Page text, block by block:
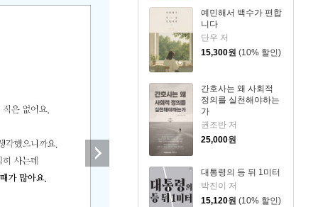
예민해서 백수가 편합
니다
단우 저
15,300원 (10% 할인)
간호사는 왜 사회적
정의를 실천해야하는
가
권조반 저
25,000원
대통령의 등 뒤 1미터
박진이 저
15,120원 (10% 할인)